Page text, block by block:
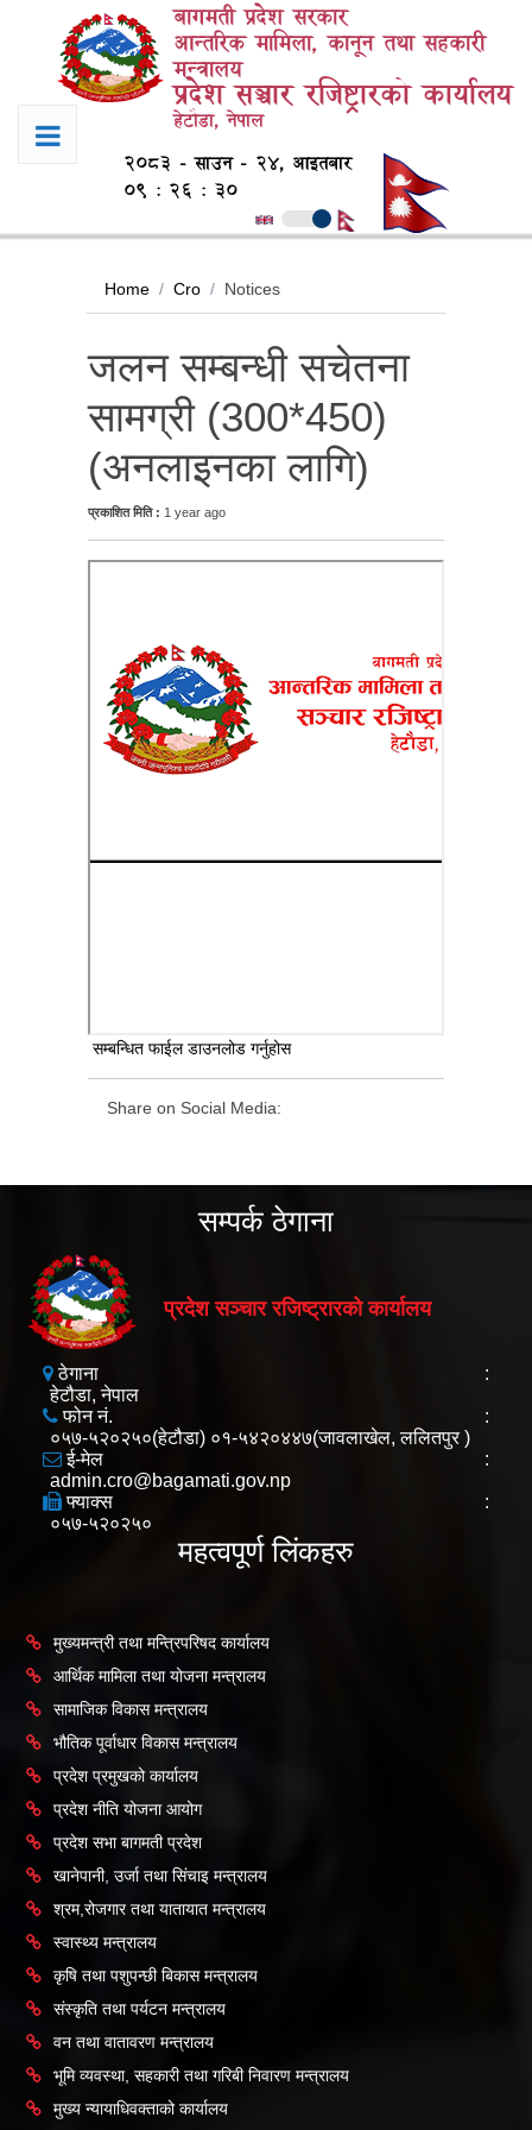
बागमती प्रदेश सरकार
आन्तरिक मामिला, कानून तथा सहकारी
मन्त्रालय
प्रदेश सञ्चार रजिष्ट्रारको कार्यालय
हेटौडा, नेपाल
२०८३ - साउन - २४, आइतबार
०९ : २६ : ३०
Home Cro Notices
जलन सम्बन्धी सचेतना
सामग्री (300*450)
(अनलाइनका लागि)
प्रकाशित मिति : 1 year ago
सम्बन्धित फाईल डाउनलोड गर्नुहोस
Share on Social Media:
सम्पर्क ठेगाना
प्रदेश सञ्चार रजिष्ट्रारको कार्यालय
ठेगाना
:
हेटौडा, नेपाल
फोन नं.
:
०५७-५२०२५०(हेटौडा) ०१-५४२०४४७(जावलाखेल, ललितपुर )
ई-मेल
:
admin.cro@bagamati.gov.np
फ्याक्स
:
०५७-५२०२५०
महत्वपूर्ण लिंकहरु
मुख्यमन्त्री तथा मन्त्रिपरिषद कार्यालय
आर्थिक मामिला तथा योजना मन्त्रालय
सामाजिक विकास मन्त्रालय
भौतिक पूर्वाधार विकास मन्त्रालय
प्रदेश प्रमुखको कार्यालय
प्रदेश नीति योजना आयोग
प्रदेश सभा बागमती प्रदेश
खानेपानी, उर्जा तथा सिंचाइ मन्त्रालय
श्रम,रोजगार तथा यातायात मन्त्रालय
स्वास्थ्य मन्त्रालय
कृषि तथा पशुपन्छी बिकास मन्त्रालय
संस्कृति तथा पर्यटन मन्त्रालय
वन तथा वातावरण मन्त्रालय
भूमि व्यवस्था, सहकारी तथा गरिबी निवारण मन्त्रालय
मुख्य न्यायाधिवक्ताको कार्यालय